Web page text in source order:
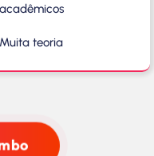
acadêmicos
Muita teoria